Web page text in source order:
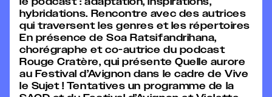
hybridations. Rencontre avec des autrices
qui traversent les genres et les répertoires
En présence de Soa Ratsifandrihana,
chorégraphe etco-autrice du podcast
Rouge Cratère,quiprésenteQuelle aurore
au Festival d’Avignon dans le cadre deVive
le Sujet ! Tentatives un programme de la